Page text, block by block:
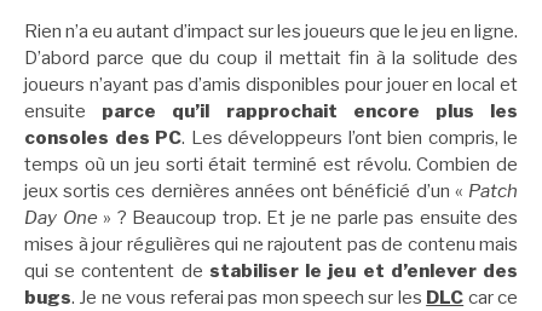
Rien n’a eu autant d’impact sur les joueurs que le jeu en ligne.
D’abord parce que du coup il mettait fin à la solitude des
joueurs n’ayant pas d’amis disponibles pour jouer en local et
ensuite parce qu’il rapprochait encore plus les
consoles des PC. Les développeurs l’ont bien compris, le
temps où un jeu sorti était terminé est révolu. Combien de
jeux sortis ces dernières années ont bénéficié d’un « Patch
Day One » ? Beaucoup trop. Et je ne parle pas ensuite des
mises à jour régulières qui ne rajoutent pas de contenu mais
qui se contentent de stabiliser le jeu et d’enlever des
bugs. Je ne vous referai pas mon speech sur les DLC car ce